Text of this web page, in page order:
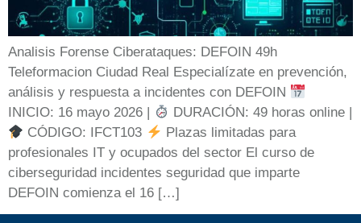
Analisis Forense Ciberataques: DEFOIN 49h
Teleformacion Ciudad Real Especialízate en prevención,
análisis y respuesta a incidentes con DEFOIN
INICIO: 16 mayo 2026 |
DURACIÓN: 49 horas online |
CÓDIGO: IFCT103
Plazas limitadas para
profesionales IT y ocupados del sector El curso de
ciberseguridad incidentes seguridad que imparte
DEFOIN comienza el 16 […]